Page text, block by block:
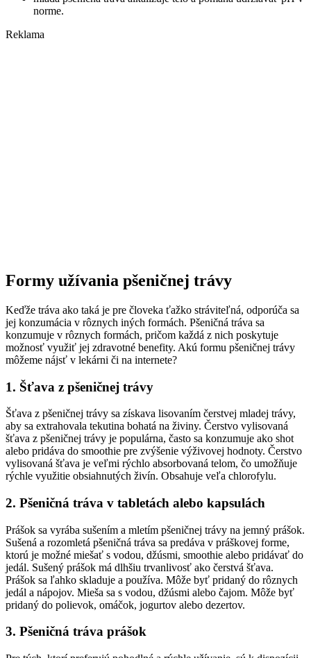
norme.
Reklama
Formy užívania pšeničnej trávy
Keďže tráva ako taká je pre človeka ťažko stráviteľná, odporúča sa
jej konzumácia v rôznych iných formách. Pšeničná tráva sa
konzumuje v rôznych formách, pričom každá z nich poskytuje
možnosť využiť jej zdravotné benefity. Akú formu pšeničnej trávy
môžeme nájsť v lekárni či na internete?
1. Šťava z pšeničnej trávy
Šťava z pšeničnej trávy sa získava lisovaním čerstvej mladej trávy,
aby sa extrahovala tekutina bohatá na živiny. Čerstvo vylisovaná
šťava z pšeničnej trávy je populárna, často sa konzumuje ako shot
alebo pridáva do smoothie pre zvýšenie výživovej hodnoty. Čerstvo
vylisovaná šťava je veľmi rýchlo absorbovaná telom, čo umožňuje
rýchle využitie obsiahnutých živín. Obsahuje veľa chlorofylu.
2. Pšeničná tráva v tabletách alebo kapsulách
Prášok sa vyrába sušením a mletím pšeničnej trávy na jemný prášok.
Sušená a rozomletá pšeničná tráva sa predáva v práškovej forme,
ktorú je možné miešať s vodou, džúsmi, smoothie alebo pridávať do
jedál. Sušený prášok má dlhšiu trvanlivosť ako čerstvá šťava.
Prášok sa ľahko skladuje a používa. Môže byť pridaný do rôznych
jedál a nápojov. Mieša sa s vodou, džúsmi alebo čajom. Môže byť
pridaný do polievok, omáčok, jogurtov alebo dezertov.
3. Pšeničná tráva prášok